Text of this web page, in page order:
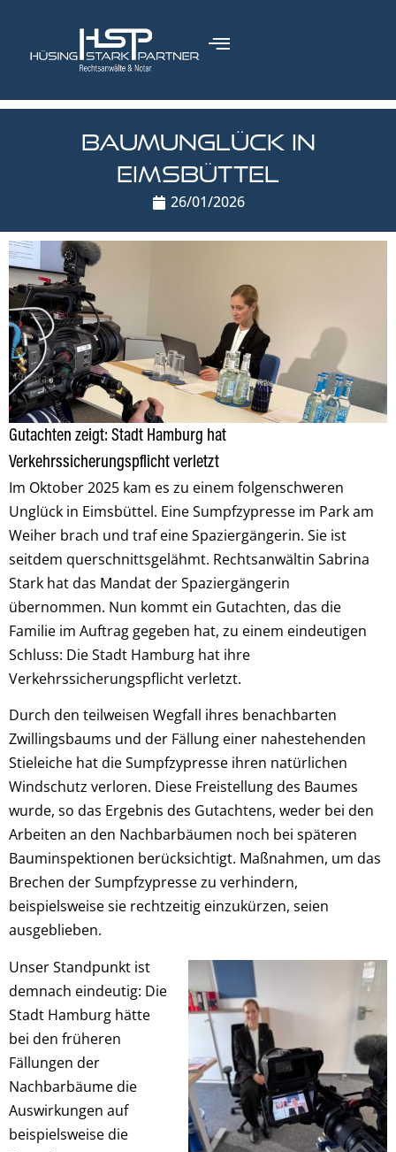
Baumunglück in
Eimsbüttel
26/01/2026
Gutachten zeigt: Stadt Hamburg hat
Verkehrssicherungspflicht verletzt
Im Oktober 2025 kam es zu einem folgenschweren
Unglück in Eimsbüttel. Eine Sumpfzypresse im Park am
Weiher brach und traf eine Spaziergängerin. Sie ist
seitdem querschnittsgelähmt. Rechtsanwältin Sabrina
Stark hat das Mandat der Spaziergängerin
übernommen. Nun kommt ein Gutachten, das die
Familie im Auftrag gegeben hat, zu einem eindeutigen
Schluss: Die Stadt Hamburg hat ihre
Verkehrssicherungspflicht verletzt.
Durch den teilweisen Wegfall ihres benachbarten
Zwillingsbaums und der Fällung einer nahestehenden
Stieleiche hat die Sumpfzypresse ihren natürlichen
Windschutz verloren. Diese Freistellung des Baumes
wurde, so das Ergebnis des Gutachtens, weder bei den
Arbeiten an den Nachbarbäumen noch bei späteren
Bauminspektionen berücksichtigt. Maßnahmen, um das
Brechen der Sumpfzypresse zu verhindern,
beispielsweise sie rechtzeitig einzukürzen, seien
ausgeblieben.
Unser Standpunkt ist
demnach eindeutig: Die
Stadt Hamburg hätte
bei den früheren
Fällungen der
Nachbarbäume die
Auswirkungen auf
beispielsweise die